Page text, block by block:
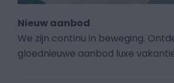
Nieuw aanbod
We zijn continu in beweging.
gloednieuwe aanbod luxe